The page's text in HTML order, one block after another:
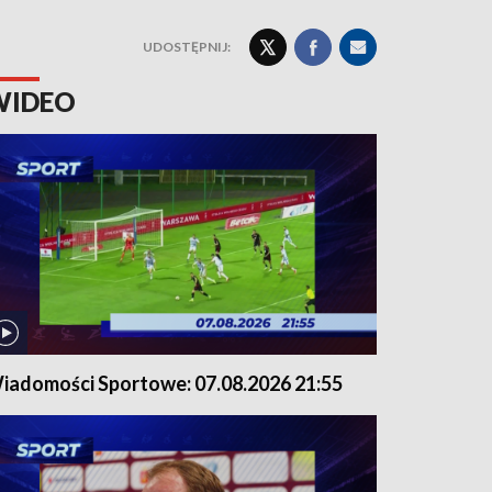
UDOSTĘPNIJ:
Sportowe: 07.08.2026 21:55